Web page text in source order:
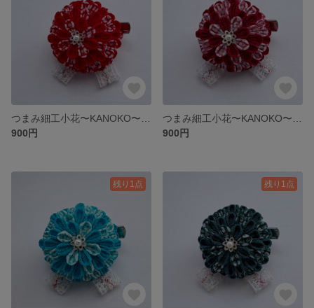
900円
900円
残り1点 残り1点